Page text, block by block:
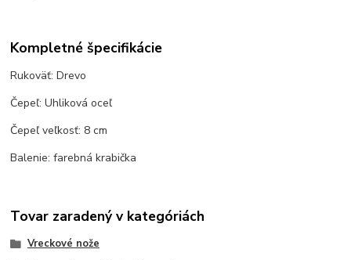
Kompletné špecifikácie
Rukoväť: Drevo
Čepeľ: Uhliková oceľ
Čepeľ veľkosť: 8 cm
Balenie: farebná krabička
Tovar zaradený v kategóriách
Vreckové nože